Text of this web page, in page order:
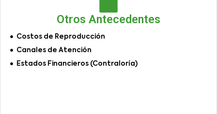
Otros Antecedentes
Costos de Reproducción
Canales de Atención
Estados Financieros (Contraloría)